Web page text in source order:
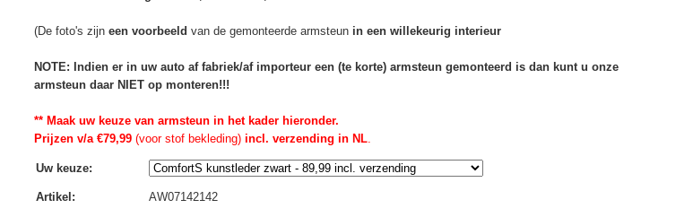
(De foto's zijn een voorbeeld van de gemonteerde armsteun in een willekeurig interieur
NOTE: Indien er in uw auto af fabriek/af importeur een (te korte) armsteun gemonteerd is dan kunt u onze
armsteun daar NIET op monteren!!!
** Maak uw keuze van armsteun in het kader hieronder.
Prijzen v/a €79,99(voor stof bekleding)incl. verzending in NL.
Uw keuze:
Artikel : AW07142142